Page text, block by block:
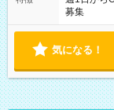
募集
気になる！